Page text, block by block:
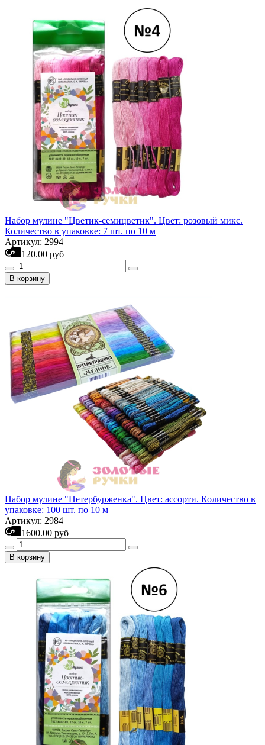
Набор мулине "Цветик-семицветик". Цвет: розовый микс.
Количество в упаковке: 7 шт. по 10 м
Артикул: 2994
120.00 руб
В корзину
Набор мулине "Петербурженка". Цвет: ассорти. Количество в
упаковке: 100 шт. по 10 м
Артикул: 2984
1600.00 руб
В корзину